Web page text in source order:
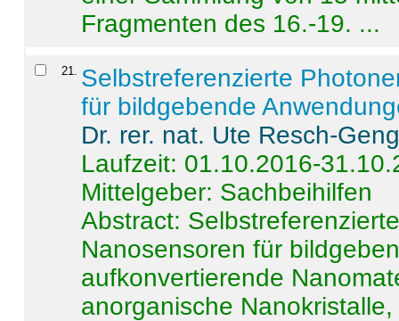
Fragmenten des 16.-19. ...
21
Selbstreferenzierte
für bildgebende
Dr. rer. nat. Ute Resch-
Laufzeit: 01.10.2016-
Mittelgeber: Sachbeihilfen
Abstract:
Nanosensoren für
aufkonvertierende
anorganische